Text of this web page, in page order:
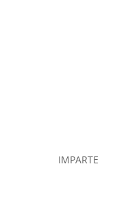
IMPARTE